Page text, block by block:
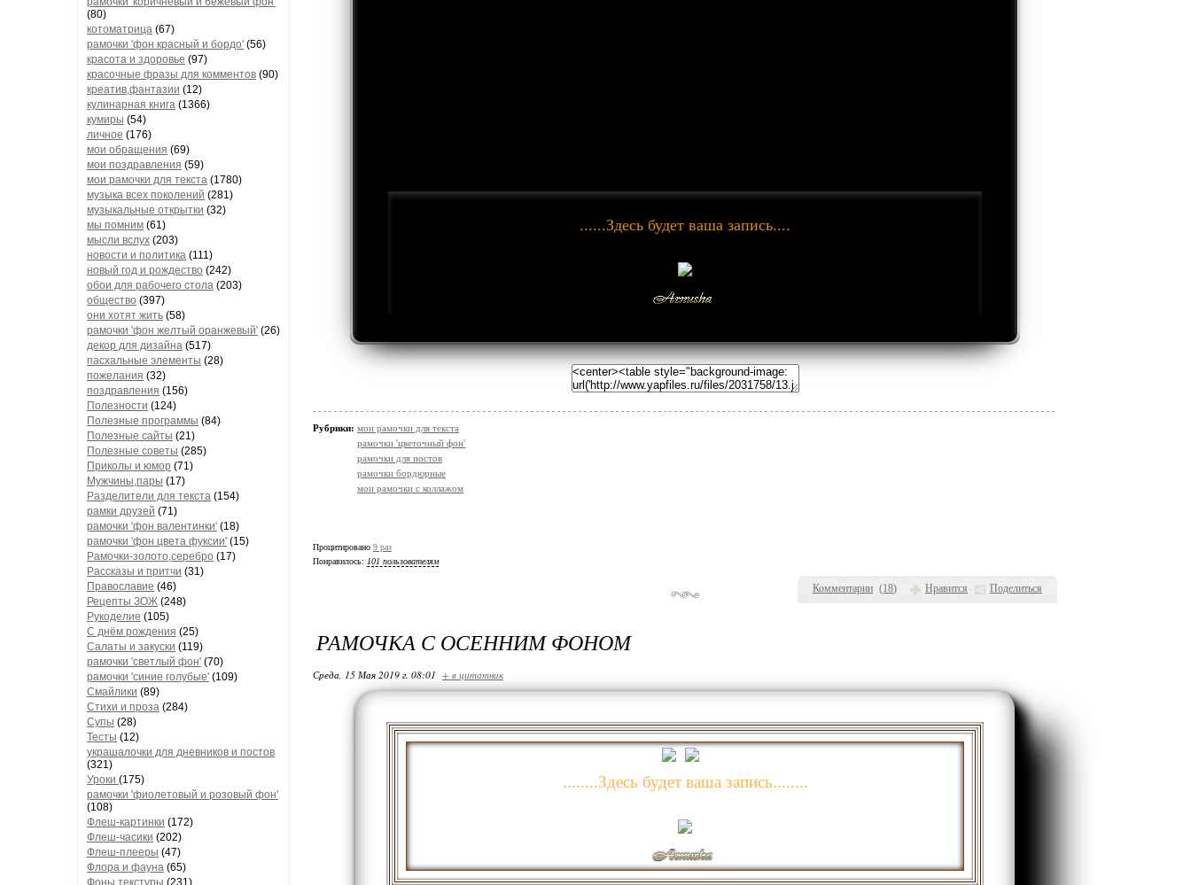
(80)
котоматрица (67)
рамочки 'фон красный и бордо' (56)
красота и здоровье (97)
красочные фразы для комментов (90)
креатив,фантазии (12)
кулинарная книга (1366)
кумиры (54)
личное (176)
мои обращения (69)
мои поздравления (59)
мои рамочки для текста (1780)
музыка всех поколений (281)
музыкальные открытки (32)
мы помним (61)
мысли вслух (203)
новости и политика (111)
новый год и рождество (242)
обои для рабочего стола (203)
общество (397)
они хотят жить (58)
рамочки 'фон желтый оранжевый' (26)
декор для дизайна (517)
пасхальные элементы (28)
пожелания (32)
поздравления (156)
Полезности (124)
Полезные программы (84)
Полезные сайты (21)
Полезные советы (285)
Приколы и юмор (71)
Мужчины,пары (17)
Разделители для текста (154)
рамки друзей (71)
рамочки 'фон валентинки' (18)
рамочки 'фон цвета фуксии' (15)
Рамочки-золото,серебро (17)
Рассказы и притчи (31)
Православие (46)
Рецепты ЗОЖ (248)
Рукоделие (105)
С днём рождения (25)
Салаты и закуски (119)
рамочки 'светлый фон' (70)
рамочки 'синие голубые' (109)
Смайлики (89)
Стихи и проза (284)
Супы (28)
Тесты (12)
украшалочки для дневников и постов
(321)
Уроки (175)
рамочки 'фиолетовый и розовый фон'
(108)
Флеш-картинки (172)
Флеш-часики (202)
Флеш-плееры (47)
Флора и фауна (65)
Фоны текстуры (231)
Комментарии (18) Нравится Поделиться
......Здесь будет ваша запись....
Рубрики: мои рамочки для текста
рамочки 'цветочный фон'
рамочки для постов
рамочки бордюрные
мои рамочки с коллажом
Процитировано 9 раз
Понравилось: 101 пользователям
РАМОЧКА С ОСЕННИМ ФОНОМ
Среда, 15 Мая 2019 г. 08:01 + в цитатник
........Здесь будет ваша запись........